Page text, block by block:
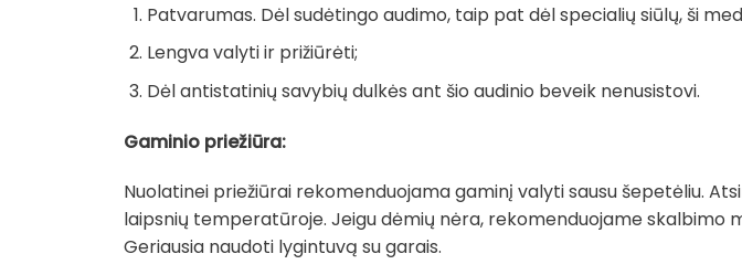
Patvarumas. Dėl sudėtingo audimo, taip pat dėl specialių siūlų, ši
Lengva valyti ir prižiūrėti;
Dėl antistatinių savybių dulkės ant šio audinio beveik nenusistovi.
Gaminio priežiūra:
Nuolatinei priežiūrai rekomenduojama gaminį valyti sausu šepetėliu.
laipsnių temperatūroje. Jeigu dėmių nėra, rekomenduojame skalbimo
Geriausia naudoti lygintuvą su garais.